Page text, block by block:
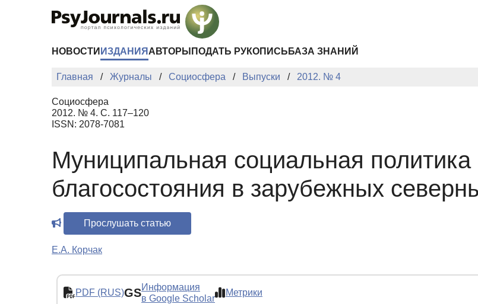
НОВОСТИ ИЗДАНИЯ АВТОРЫ ПОДАТЬ РУКОПИСЬ БАЗА ЗНАНИЙ
Главная Журналы Социосфера Выпуски 2012. № 4
Социосфера
2012. № 4. С. 117–120
ISSN: 2078-7081
Муниципальная социальная
благосостояния в зарубежных
Прослушать статью
Е.А. Корчак
PDF (RUS)GSИнформация
в Google Scholar
Метрики